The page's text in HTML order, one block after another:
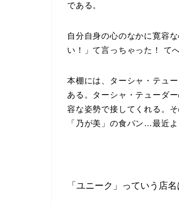
である。
自分自身の心のなかに寛容
い！」て言っちゃった！ て
本棚には、ターシャ・テュ
ある。ターシャ・テューダ
容な姿勢で接してくれる。
「乃が美」の食パン…最近
「ユニーク」っていう店名